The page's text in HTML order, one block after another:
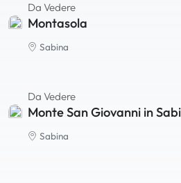
Da Vedere
Montasola
Sabina
Da Vedere
Monte San Giovanni in
Sabina